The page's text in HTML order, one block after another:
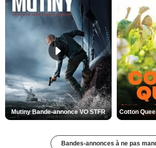
Mutiny Bande-annonce VO STFR
Bandes-annonces à ne pas